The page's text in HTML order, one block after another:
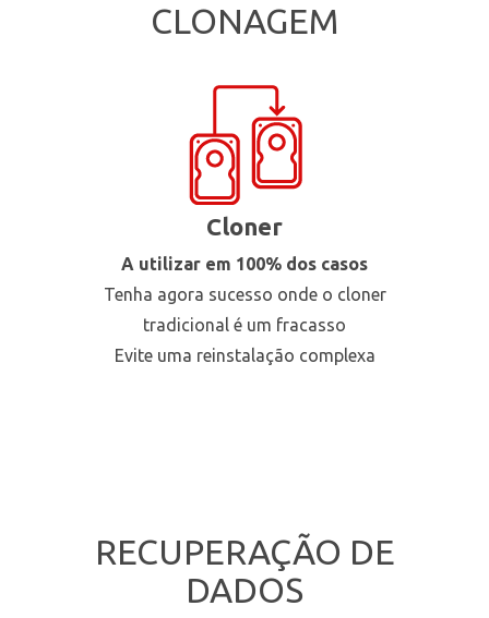
CLONAGEM
Cloner
A utilizar em 100% dos casos
Tenha agora sucesso onde o cloner
tradicional é um fracasso
Evite uma reinstalação complexa
RECUPERAÇÃO DE
DADOS